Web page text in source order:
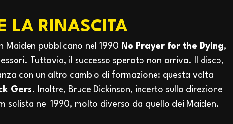
LA RINASCITA
Maiden pubblicano nel 1990 No Prayer for the Dying,
Tuttavia, il successo sperato non arriva. Il disco,
con un altro cambio di formazione: questa volta
Gers. Inoltre, Bruce Dickinson, incerto sulla direzione
solista nel 1990, molto diverso da quello dei Maiden.